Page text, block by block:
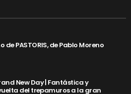
de PASTORIS, de Pablo Moreno
New Day | Fantástica y
del trepamuros a la gran